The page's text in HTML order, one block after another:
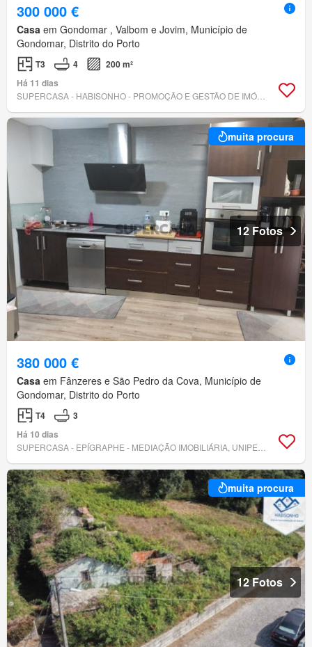
300 000 €
Casa em Gondomar , Valbom e Jovim, Município de
Gondomar, Distrito do Porto
T3 4
200 m²
Há 11 dias
muita procura
12 Fotos
380 000 €
Casa em Fânzeres e São Pedro da Cova, Município de
Gondomar, Distrito do Porto
T4
3
Há 10 dias
muita procura
12 Fotos